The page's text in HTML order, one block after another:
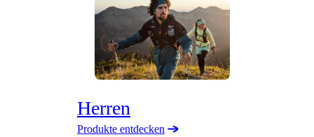
Herren
Produkte entdecken